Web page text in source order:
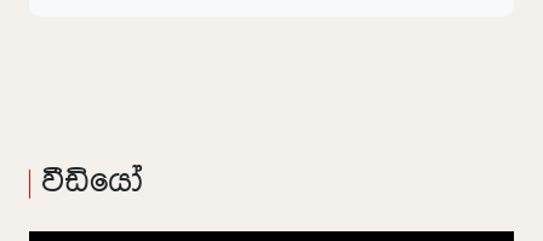
වීඩියෝ